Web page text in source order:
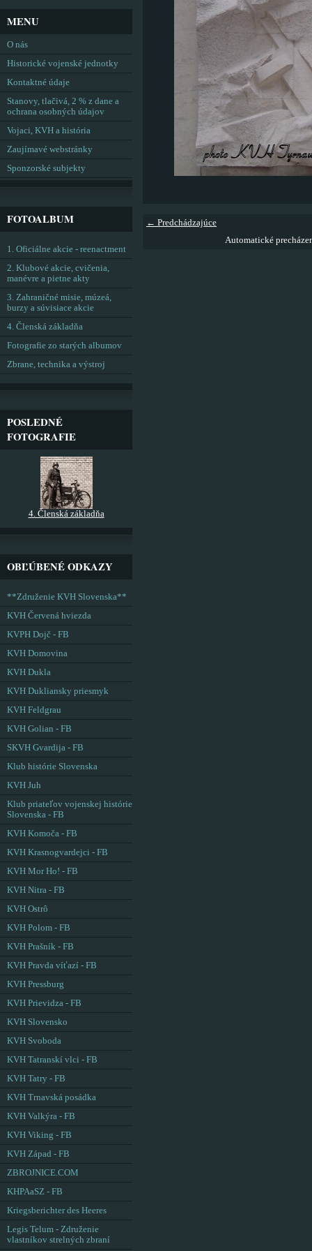
← Predchádzajúce
Automatické
MENU
O nás
Historické vojenské jednotky
Kontaktné údaje
Stanovy, tlačivá, 2 % z dane a
ochrana osobných údajov
Vojaci, KVH a história
Zaujímavé webstránky
Sponzorské subjekty
FOTOALBUM
1. Oficiálne akcie - reenactment
2. Klubové akcie, cvičenia,
manévre a pietne akty
3. Zahraničné misie, múzeá,
burzy a súvisiace akcie
4. Členská základňa
Fotografie zo starých albumov
Zbrane, technika a výstroj
POSLEDNÉ
FOTOGRAFIE
4. Členská základňa
OBĽÚBENÉ ODKAZY
**Združenie KVH Slovenska**
KVH Červená hviezda
KVPH Dojč - FB
KVH Domovina
KVH Dukla
KVH Dukliansky priesmyk
KVH Feldgrau
KVH Golian - FB
SKVH Gvardija - FB
Klub histórie Slovenska
KVH Juh
Klub priateľov vojenskej histórie
Slovenska - FB
KVH Komoča - FB
KVH Krasnogvardejci - FB
KVH Mor Ho! - FB
KVH Nitra - FB
KVH Ostrô
KVH Polom - FB
KVH Prašník - FB
KVH Pravda víťazí - FB
KVH Pressburg
KVH Prievidza - FB
KVH Slovensko
KVH Svoboda
KVH Tatranskí vlci - FB
KVH Tatry - FB
KVH Trnavská posádka
KVH Valkýra - FB
KVH Viking - FB
KVH Západ - FB
ZBROJNICE.COM
KHPAaSZ - FB
Kriegsberichter des Heeres
Legis Telum - Združenie
vlastníkov strelných zbraní